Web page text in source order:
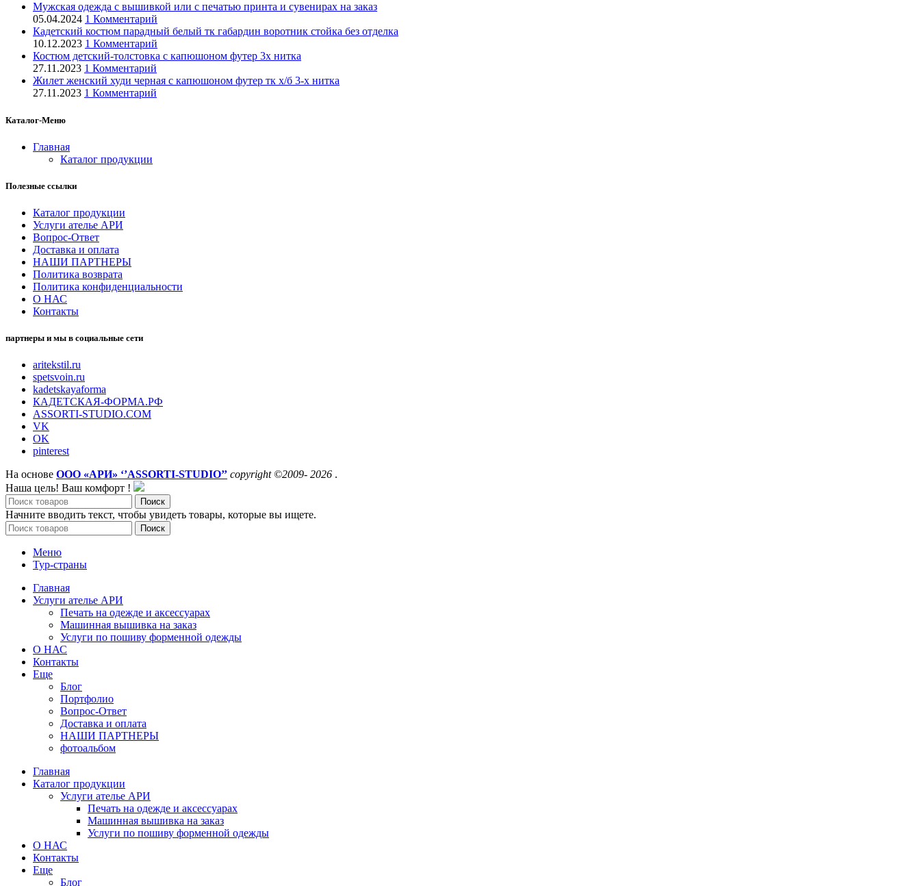
Мужская одежда с вышивкой или с печатью принта и сувенирах на заказ
05.04.2024 1 Комментарий
Кадетский костюм парадный белый тк габардин воротник стойка без отделка
10.12.2023 1 Комментарий
Костюм детский-толстовка с капюшоном футер 3х нитка
27.11.2023 1 Комментарий
Жилет женский худи черная с капюшоном футер тк х/б 3-х нитка
27.11.2023 1 Комментарий
Каталог-Меню
Главная
Каталог продукции
Полезные ссылки
Каталог продукции
Услуги ателье АРИ
Вопрос-Ответ
Доставка и оплата
НАШИ ПАРТНЕРЫ
Политика возврата
Политика конфиденциальности
О НАС
Контакты
партнеры и мы в социальные сети
aritekstil.ru
spetsvoin.ru
kadetskayaforma
КАДЕТСКАЯ-ФОРМА.РФ
ASSORTI-STUDIO.COM
VK
OK
pinterest
На основе ООО «АРИ» ‘’ASSORTI-STUDIO’’ copyright ©2009- 2026 .
Наша цель! Ваш комфорт !
Поиск
Начните вводить текст, чтобы увидеть товары, которые вы ищете.
Поиск
Меню
Тур-страны
Главная
Услуги ателье АРИ
Печать на одежде и аксессуарах
Машинная вышивка на заказ
Услуги по пошиву форменной одежды
О НАС
Контакты
Еще
Блог
Портфолио
Вопрос-Ответ
Доставка и оплата
НАШИ ПАРТНЕРЫ
фотоальбом
Главная
Каталог продукции
Услуги ателье АРИ
Печать на одежде и аксессуарах
Машинная вышивка на заказ
Услуги по пошиву форменной одежды
О НАС
Контакты
Еще
Блог